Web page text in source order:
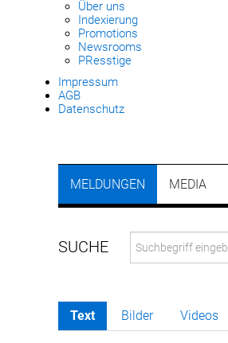
Über uns
Indexierung
Promotions
Newsrooms
PResstige
Impressum
AGB
Datenschutz
MELDUNGEN MEDIA
Text Bilder Videos